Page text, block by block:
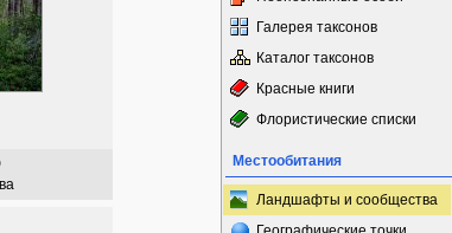
Галерея таксонов
Каталог таксонов
Красные книги
Флористические списки
Местообитания
Ландшафты и сообщества